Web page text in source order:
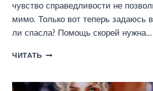
чувство справедливости не
мимо. Только вот теперь задаюсь
ли спасла? Помощь скорей нужна…
ЧИТАТЬ ПСИХ.
(ЮЛИЯ